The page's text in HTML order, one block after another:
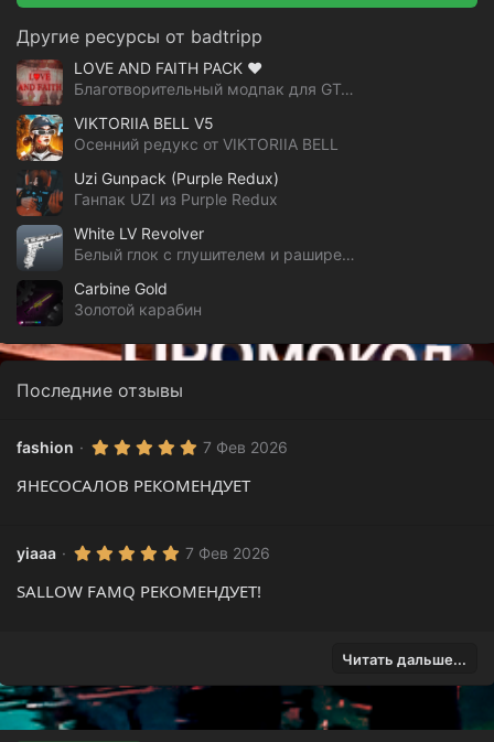
Другие ресурсы от badtripp
LOVE AND FAITH PACK ❤️
Благотворительный модпак для GTA V
VIKTORIIA BELL V5
Осенний редукс от VIKTORIIA BELL
Uzi Gunpack (Purple Redux)
Ганпак UZI из Purple Redux
White LV Revolver
Белый глок с глушителем и раширеным магазином в текстуре шипов
Carbine Gold
Золотой карабин
Последние отзывы
fashion
5
0
0
з
7 Фев 2026
ЯНЕСОСАЛОВ РЕКОМЕНДУЕТ
yiaaa
5
0
0
7 Фев 2026
SALLOW FAMQ РЕКОМЕНДУЕТ!
Читать дальше...